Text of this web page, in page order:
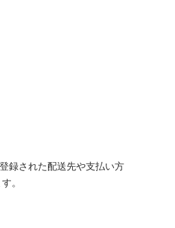
録された配送先や支払い方
。